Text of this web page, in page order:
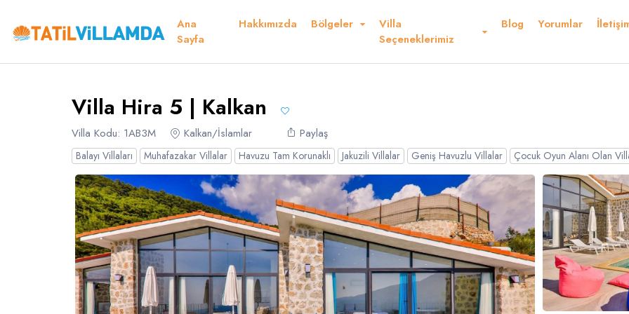
Ana
Sayfa
Hakkımızda Bölgeler
Villa
Seçeneklerimiz
Blog Yorumlar
Villa Hira 5 | Kalkan
Villa Kodu: 1AB3M Kalkan/İslamlar Paylaş
Teşekkür Ederiz
Balayı Villaları Muhafazakar Villalar Havuzu Tam Korunaklı Jakuzili Villalar Geniş Havuzlu Villalar Çocuk Oyun Alanı Olan
Detaylar Fiyatlar Müsaitlik Takvimi Kurallar ve Şartlar Yorumlar
Dil Seçiniz
Türkçe English French
Russian Spanish
Kur Seçiniz
TRY- TL EUR- € USD - $ GBP- £
Favorilerim
Müsaitlik Takvimi
Müsaitlik Takvimi